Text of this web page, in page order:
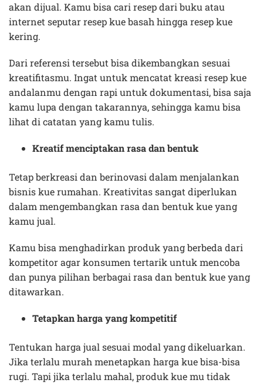
akan dijual. Kamu bisa cari resep dari buku atau
internet seputar resep kue basah hingga resep kue
kering.
Dari referensi tersebut bisa dikembangkan sesuai
kreatifitasmu. Ingat untuk mencatat kreasi resep kue
andalanmu dengan rapi untuk dokumentasi, bisa saja
kamu lupa dengan takarannya, sehingga kamu bisa
lihat di catatan yang kamu tulis.
Kreatif menciptakan rasa dan bentuk
Tetap berkreasi dan berinovasi dalam menjalankan
bisnis kue rumahan. Kreativitas sangat diperlukan
dalam mengembangkan rasa dan bentuk kue yang
kamu jual.
Kamu bisa menghadirkan produk yang berbeda dari
kompetitor agar konsumen tertarik untuk mencoba
dan punya pilihan berbagai rasa dan bentuk kue yang
ditawarkan.
Tetapkan harga yang kompetitif
Tentukan harga jual sesuai modal yang dikeluarkan.
Jika terlalu murah menetapkan harga kue bisa-bisa
rugi. Tapi jika terlalu mahal, produk kue mu tidak